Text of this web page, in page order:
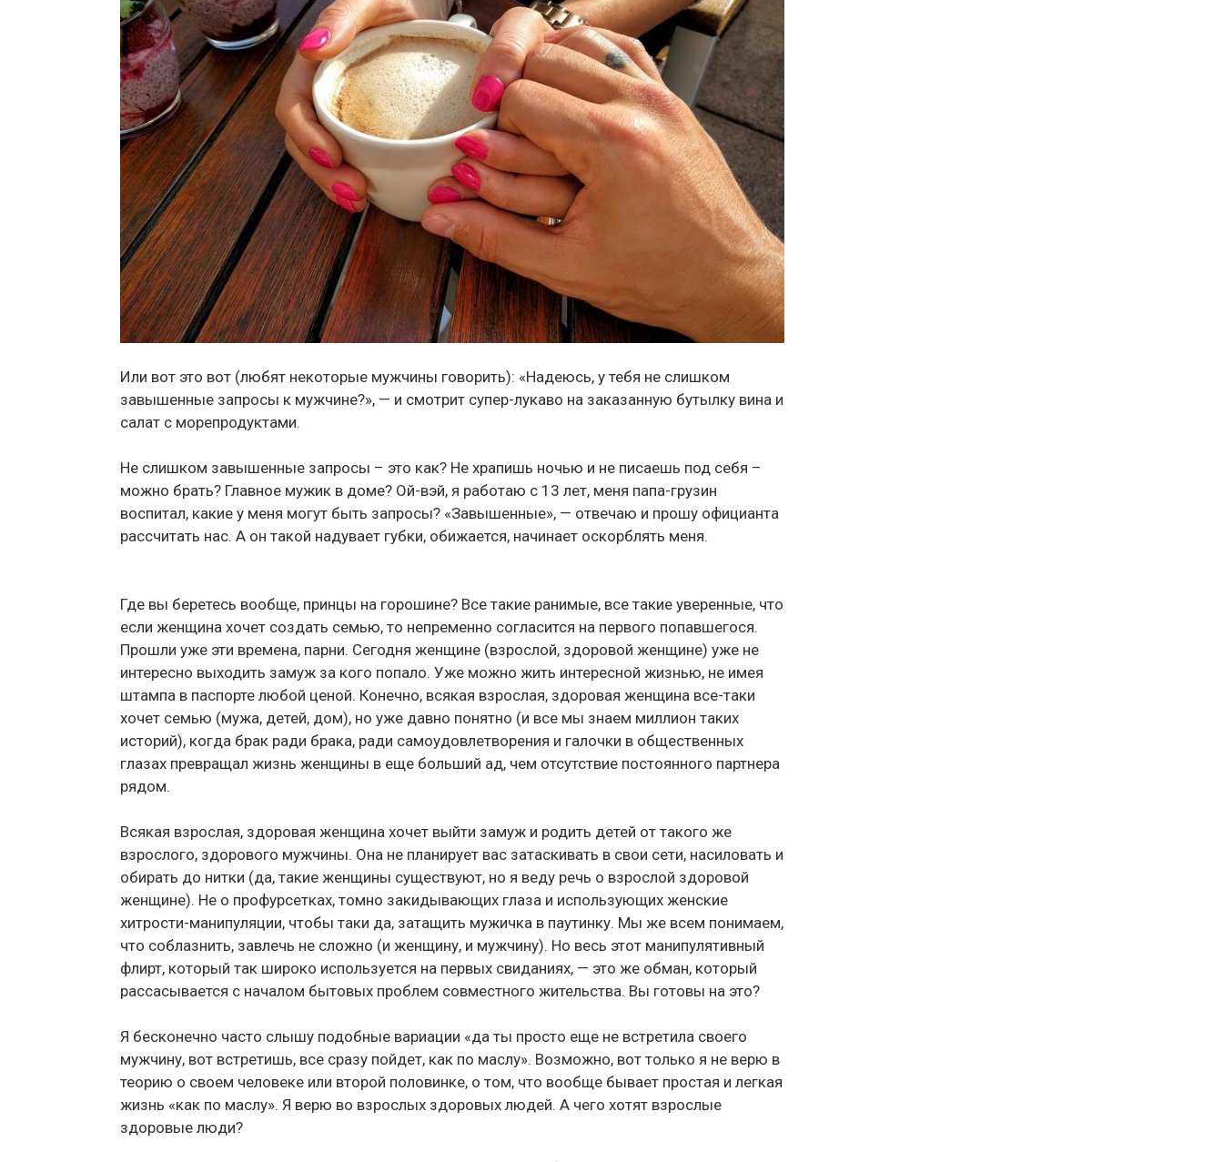
Или вот это вот (любят некоторые мужчины говорить): «Надеюсь, у тебя не слишком
завышенные запросы к мужчине?», — и смотрит супер-лукаво на заказанную бутылку вина и
салат с морепродуктами.
Не слишком завышенные запросы – это как? Не храпишь ночью и не писаешь под себя –
можно брать? Главное мужик в доме? Ой-вэй, я работаю с 13 лет, меня папа-грузин
воспитал, какие у меня могут быть запросы? «Завышенные», — отвечаю и прошу официанта
рассчитать нас. А он такой надувает губки, обижается, начинает оскорблять меня.
Где вы беретесь вообще, принцы на горошине? Все такие ранимые, все такие уверенные, что
если женщина хочет создать семью, то непременно согласится на первого попавшегося.
Прошли уже эти времена, парни. Сегодня женщине (взрослой, здоровой женщине) уже не
интересно выходить замуж за кого попало. Уже можно жить интересной жизнью, не имея
штампа в паспорте любой ценой. Конечно, всякая взрослая, здоровая женщина все-таки
хочет семью (мужа, детей, дом), но уже давно понятно (и все мы знаем миллион таких
историй), когда брак ради брака, ради самоудовлетворения и галочки в общественных
глазах превращал жизнь женщины в еще больший ад, чем отсутствие постоянного партнера
рядом.
Всякая взрослая, здоровая женщина хочет выйти замуж и родить детей от такого же
взрослого, здорового мужчины. Она не планирует вас затаскивать в свои сети, насиловать и
обирать до нитки (да, такие женщины существуют, но я веду речь о взрослой здоровой
женщине). Не о профурсетках, томно закидывающих глаза и использующих женские
хитрости-манипуляции, чтобы таки да, затащить мужичка в паутинку. Мы же всем понимаем,
что соблазнить, завлечь не сложно (и женщину, и мужчину). Но весь этот манипулятивный
флирт, который так широко используется на первых свиданиях, — это же обман, который
рассасывается с началом бытовых проблем совместного жительства. Вы готовы на это?
Я бесконечно часто слышу подобные вариации «да ты просто еще не встретила своего
мужчину, вот встретишь, все сразу пойдет, как по маслу». Возможно, вот только я не верю в
теорию о своем человеке или второй половинке, о том, что вообще бывает простая и легкая
жизнь «как по маслу». Я верю во взрослых здоровых людей. А чего хотят взрослые
здоровые люди?